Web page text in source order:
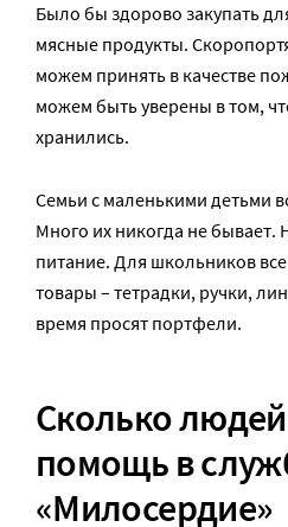
Было бы здорово закупать
мясные продукты.
можем принять в качестве
можем быть уверены в том,
хранились.
Семьи с маленькими детьми
Много их никогда не бывает.
питание. Для школьников
товары – тетрадки, ручки,
время просят портфели.
Сколько
помощь в
«Милосердие»